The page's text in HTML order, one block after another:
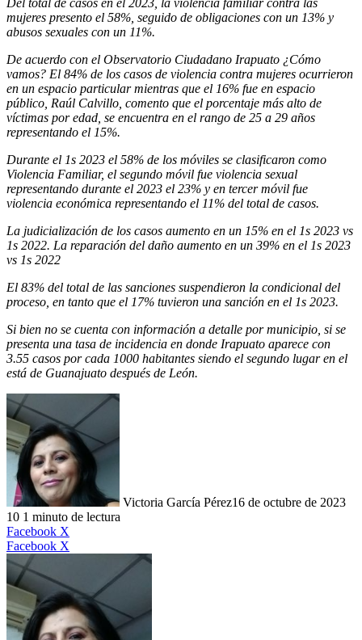
Del total de casos en el 2023, la violencia familiar contra las
mujeres presento el 58%, seguido de obligaciones con un 13% y
abusos sexuales con un 11%.
De acuerdo con el Observatorio Ciudadano Irapuato ¿Cómo
vamos? El 84% de los casos de violencia contra mujeres ocurrieron
en un espacio particular mientras que el 16% fue en espacio
público, Raúl Calvillo, comento que el porcentaje más alto de
víctimas por edad, se encuentra en el rango de 25 a 29 años
representando el 15%.
Durante el 1s 2023 el 58% de los móviles se clasificaron como
Violencia Familiar, el segundo móvil fue violencia sexual
representando durante el 2023 el 23% y en tercer móvil fue
violencia económica representando el 11% del total de casos.
La judicialización de los casos aumento en un 15% en el 1s 2023 vs
1s 2022. La reparación del daño aumento en un 39% en el 1s 2023
vs 1s 2022
El 83% del total de las sanciones suspendieron la condicional del
proceso, en tanto que el 17% tuvieron una sanción en el 1s 2023.
Si bien no se cuenta con información a detalle por municipio, si se
presenta una tasa de incidencia en donde Irapuato aparece con
3.55 casos por cada 1000 habitantes siendo el segundo lugar en el
está de Guanajuato después de León.
Victoria García Pérez16 de octubre de 2023
10 1 minuto de lectura
Facebook X
Facebook X
electrónico